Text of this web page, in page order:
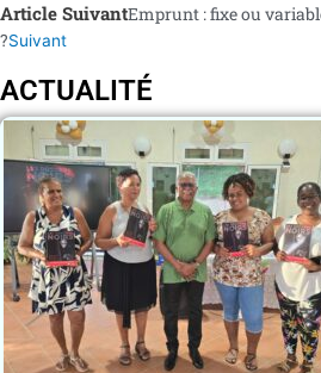
Article SuivantEmprunt : fixe ou
?Suivant
ACTUALITÉ